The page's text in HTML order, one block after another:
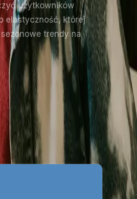
użytkowników
elastyczność, której
trendy na